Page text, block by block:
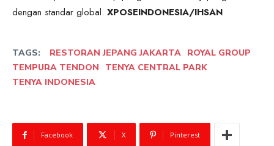
dengan standar global. XPOSEINDONESIA/IHSAN
TAGS: RESTORAN JEPANG JAKARTA ROYAL GROUP
TEMPURA TENDON
TENYA CENTRAL PARK
TENYA INDONESIA
Facebook X Pinterest